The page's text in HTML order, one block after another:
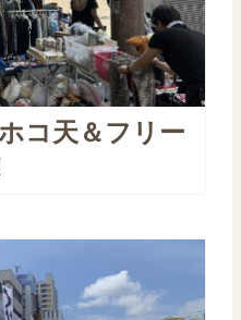
コ天＆フリー